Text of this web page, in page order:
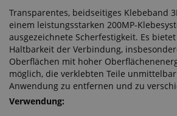
Transparentes, beidseitiges Klebeband
einem leistungsstarken 200MP-
ausgezeichnete Scherfestigkeit. Es
Haltbarkeit der Verbindung,
Oberflächen mit hoher
möglich, die verklebten Teile
Anwendung zu entfernen und zu
Verwendung: